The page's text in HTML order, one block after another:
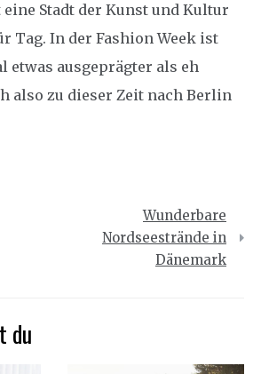
Stadt der Kunst und Kultur
Tag. In der Fashion Week ist
etwas ausgeprägter als eh
also zu dieser Zeit nach Berlin
Wunderbare
Nordseestrände in
Dänemark
du